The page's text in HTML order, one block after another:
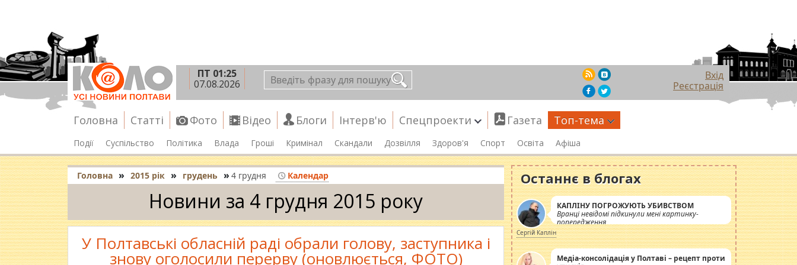
ПТ 01:25
07.08.2026
Вхід
Реєстрація
Головна Статті Фото Відео Блоги Інтерв'ю Спецпроекти Газета Топ-тема
Події Суспільство Політика Влада Гроші Кримінал Скандали Дозвілля Здоров'я Спорт Освіта Афіша
Головна » 2015 рік » грудень » 4 грудня Календар
Новини за 4 грудня 2015 року
У Полтавські обласній раді обрали голову, заступника і
знову оголосили перерву (оновлюється, ФОТО)
Останнє в блогах
КАПЛІНУ ПОГРОЖУЮТЬ УБИВСТВОМ
Вранці невідомі підкинули мені картинку-
попередження
Сергій Каплін
Медіа-консолідація у Полтаві – рецепт проти